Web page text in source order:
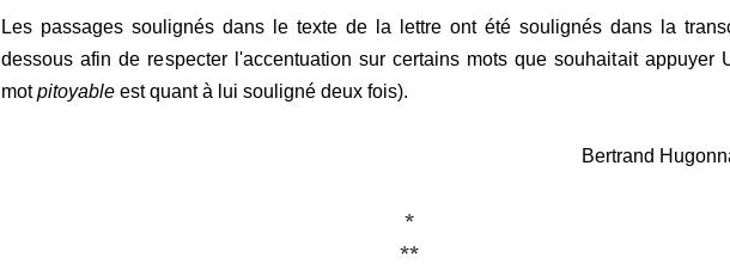
Les passages soulignés dans le texte de la lettre ont été soulignés dans la
dessous afin de respecter l'accentuation sur certains mots que souhaitait appuyer
motpitoyable est quant à lui souligné deux fois).
Bertrand
*
**